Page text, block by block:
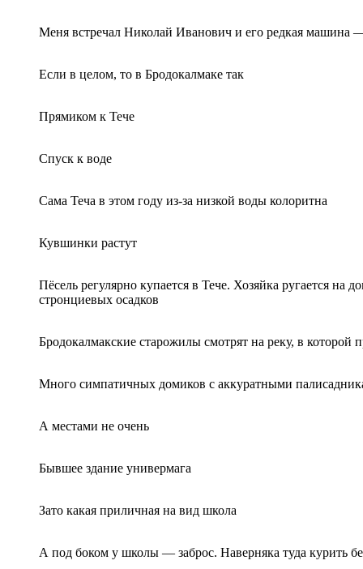
Меня встречал Николай Иванович и его редкая машина
Если в целом, то в Бродокалмаке так
Прямиком к Тече
Спуск к воде
Сама Теча в этом году из-за низкой воды колоритна
Кувшинки растут
Пёсель регулярно купается в Тече. Хозяйка ругается
стронциевых осадков
Бродокалмакские старожилы смотрят на реку, в которой
Много симпатичных домиков с аккуратными
А местами не очень
Бывшее здание универмага
Зато какая приличная на вид школа
А под боком у школы — заброс. Наверняка туда курить